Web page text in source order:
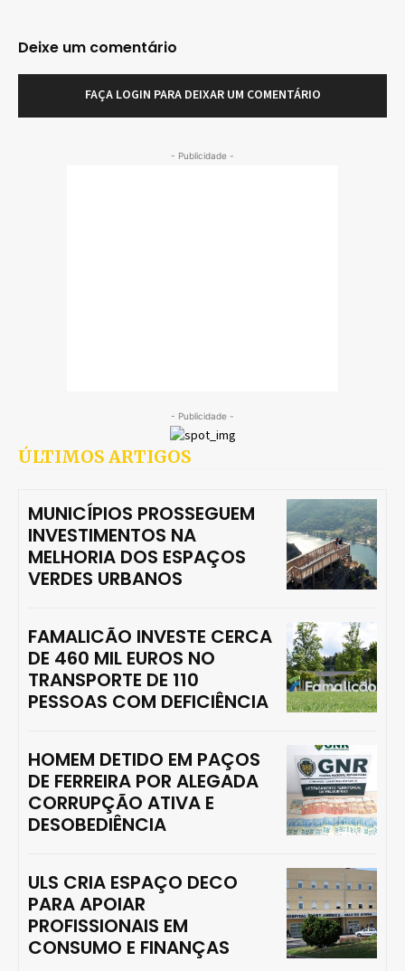
Deixe um comentário
FAÇA LOGIN PARA DEIXAR UM COMENTÁRIO
- Publicidade -
- Publicidade -
ÚLTIMOS ARTIGOS
MUNICÍPIOS PROSSEGUEM
INVESTIMENTOS NA
MELHORIA DOS ESPAÇOS
VERDES URBANOS
FAMALICÃO INVESTE CERCA
DE 460 MIL EUROS NO
TRANSPORTE DE 110
PESSOAS COM DEFICIÊNCIA
HOMEM DETIDO EM PAÇOS
DE FERREIRA POR ALEGADA
CORRUPÇÃO ATIVA E
DESOBEDIÊNCIA
ULS CRIA ESPAÇO DECO
PARA APOIAR
PROFISSIONAIS EM
CONSUMO E FINANÇAS